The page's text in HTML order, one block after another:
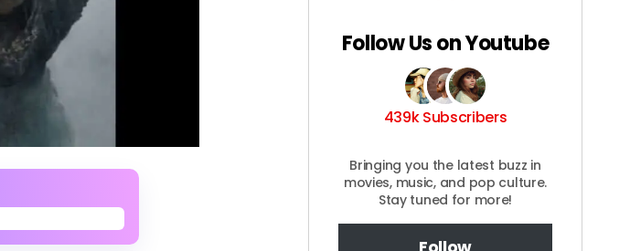
Follow Us on Youtube
439k Subscribers
Bringing you the latest buzz in
movies, music, and pop culture.
Stay tuned for more!